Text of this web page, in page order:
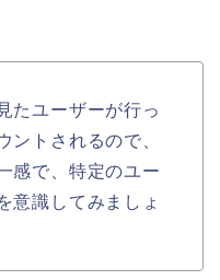
たユーザーが行っ
ントされるので、
感で、特定のユー
意識してみましょ